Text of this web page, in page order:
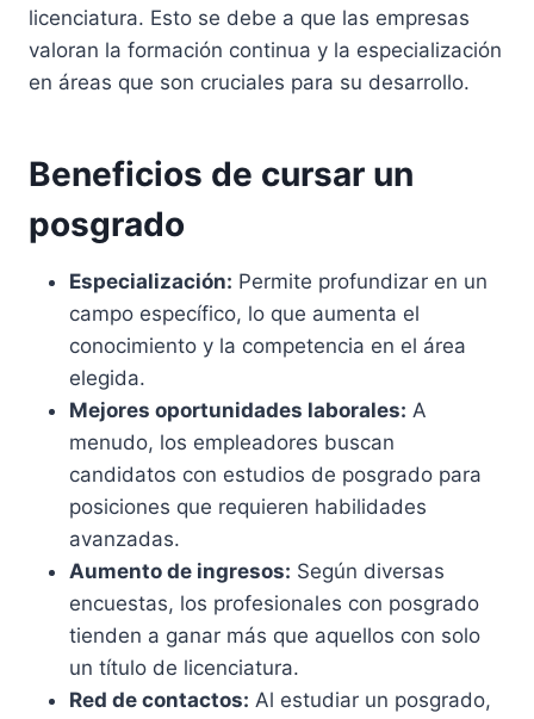
licenciatura. Esto se debe a que las empresas
valoran la formación continua y la especialización
en áreas que son cruciales para su desarrollo.
Beneficios de cursar un
posgrado
Especialización: Permite profundizar en un
campo específico, lo que aumenta el
conocimiento y la competencia en el área
elegida.
Mejores oportunidades laborales: A
menudo, los empleadores buscan
candidatos con estudios de posgrado para
posiciones que requieren habilidades
avanzadas.
Aumento de ingresos: Según diversas
encuestas, los profesionales con posgrado
tienden a ganar más que aquellos con solo
un título de licenciatura.
Red de contactos: Al estudiar un posgrado,